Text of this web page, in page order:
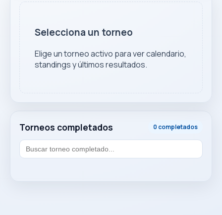
Torneos completados 0 completados
Selecciona un torneo
Elige un torneo activo para ver calendario,
standings y últimos resultados.